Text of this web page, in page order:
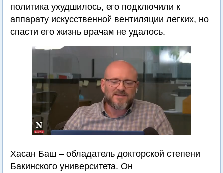
политика ухудшилось, его подключили к
аппарату искусственной вентиляции легких, но
спасти его жизнь врачам не удалось.
Хасан Баш – обладатель докторской степени
Бакинского университета. Он